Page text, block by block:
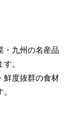
・九州の名産品
。
鮮度抜群の食材